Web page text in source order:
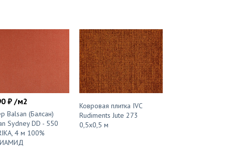
₽ /м2
Balsan (Балсан)
Sydney DD - 550
4 м 100%
Ковровая плитка IVC
Rudiments Jute 273
0,5х0,5 м